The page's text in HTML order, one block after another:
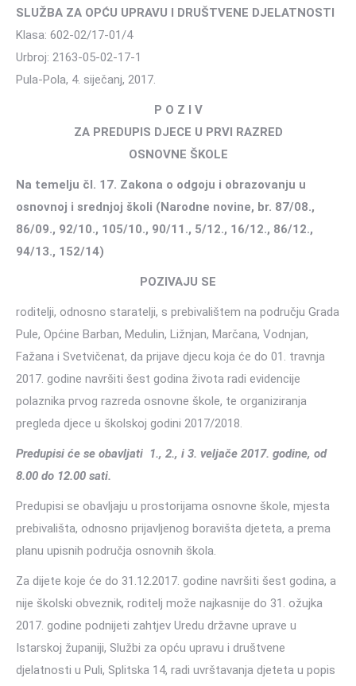
SLUŽBA ZA OPĆU UPRAVU I DRUŠTVENE DJELATNOSTI
Klasa: 602-02/17-01/4
Urbroj: 2163-05-02-17-1
Pula-Pola, 4. siječanj, 2017.
P O Z I V
ZA PREDUPIS DJECE U PRVI RAZRED
OSNOVNE ŠKOLE
Na temelju čl. 17. Zakona o odgoju i obrazovanju u
osnovnoj i srednjoj školi (Narodne novine, br. 87/08.,
86/09., 92/10., 105/10., 90/11., 5/12., 16/12., 86/12.,
94/13., 152/14)
POZIVAJU SE
roditelji, odnosno staratelji, s prebivalištem na području Grada
Pule, Općine Barban, Medulin, Ližnjan, Marčana, Vodnjan,
Fažana i Svetvičenat, da prijave djecu koja će do 01. travnja
2017. godine navršiti šest godina života radi evidencije
polaznika prvog razreda osnovne škole, te organiziranja
pregleda djece u školskoj godini 2017/2018.
Predupisi će se obavljati 1., 2., i 3. veljače 2017. godine, od
8.00 do 12.00 sati.
Predupisi se obavljaju u prostorijama osnovne škole, mjesta
prebivališta, odnosno prijavljenog boravišta djeteta, a prema
planu upisnih područja osnovnih škola.
Za dijete koje će do 31.12.2017. godine navršiti šest godina, a
nije školski obveznik, roditelj može najkasnije do 31. ožujka
2017. godine podnijeti zahtjev Uredu državne uprave u
Istarskoj županiji, Službi za opću upravu i društvene
djelatnosti u Puli, Splitska 14, radi uvrštavanja djeteta u popis